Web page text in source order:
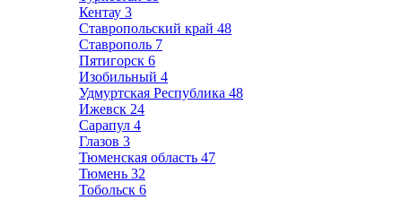
Кентау 3
Ставропольский край 48
Ставрополь 7
Пятигорск 6
Изобильный 4
Удмуртская Республика 48
Ижевск 24
Сарапул 4
Глазов 3
Тюменская область 47
Тюмень 32
Тобольск 6